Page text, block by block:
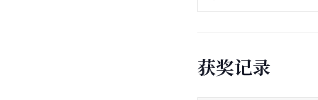
获奖记录